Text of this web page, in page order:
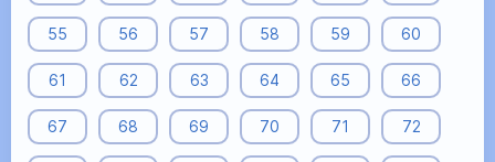
55 56 57 58 59 60
61 62 63 64 65 66
67 68 69 70 71 72